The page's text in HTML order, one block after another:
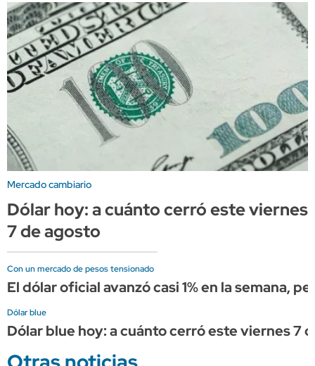
Mercado cambiario
Dólar hoy: a cuánto cerró este viernes
7 de agosto
Con un mercado de pesos tensionado
El dólar oficial avanzó casi 1% en la semana,
Dólar blue
Dólar blue hoy: a cuánto cerró este viernes 7